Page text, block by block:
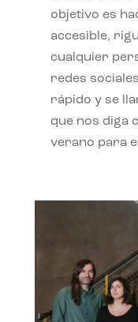
objetivo es
accesible,
cualquier
redes
rápido y se
que nos diga
verano para